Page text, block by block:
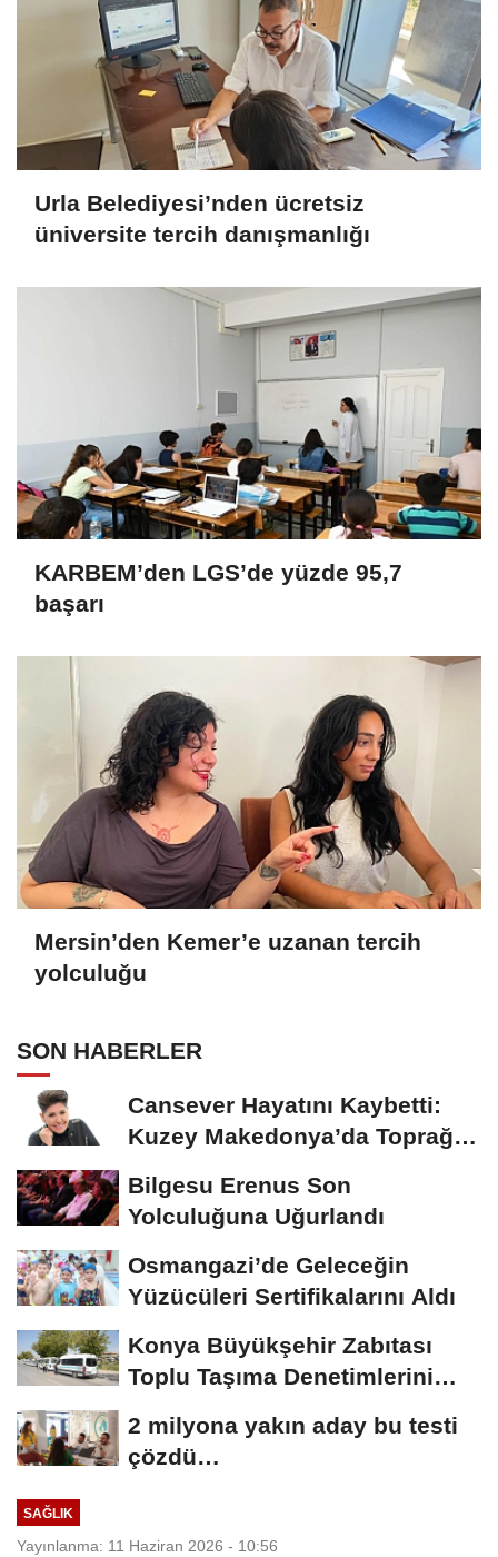
Urla Belediyesi’nden ücretsiz
üniversite tercih danışmanlığı
KARBEM’den LGS’de yüzde 95,7
başarı
Mersin’den Kemer’e uzanan tercih
yolculuğu
SON HABERLER
Cansever Hayatını Kaybetti:
Kuzey Makedonya’da Toprağa
Bilgesu Erenus Son
Yolculuğuna Uğurlandı
Osmangazi’de Geleceğin
Yüzücüleri Sertifikalarını Aldı
Konya Büyükşehir Zabıtası
Toplu Taşıma Denetimlerini
2 milyona yakın aday bu testi
çözdü…
SAĞLIK
Yayınlanma: 11 Haziran 2026 - 10:56